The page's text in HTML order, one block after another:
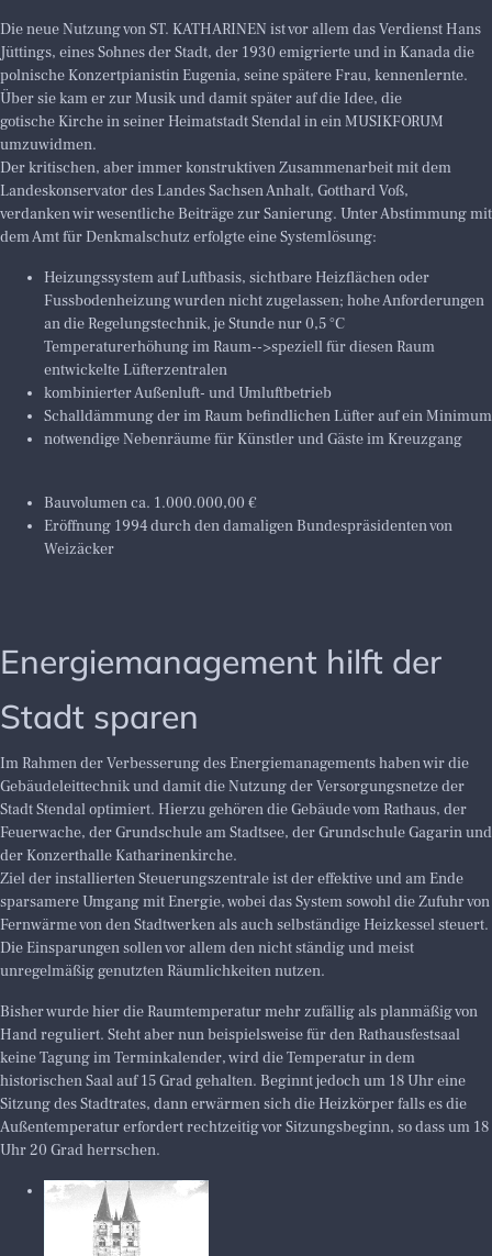
Die neue Nutzung von ST. KATHARINEN ist vor allem das Verdienst Hans
Jüttings, eines Sohnes der Stadt, der 1930 emigrierte und in Kanada die
polnische Konzertpianistin Eugenia, seine spätere Frau, kennenlernte.
Über sie kam er zur Musik und damit später auf die Idee, die
gotische Kirche in seiner Heimatstadt Stendal in ein MUSIKFORUM
umzuwidmen.
Der kritischen, aber immer konstruktiven Zusammenarbeit mit dem
Landeskonservator des Landes Sachsen Anhalt, Gotthard Voß,
verdanken wir wesentliche Beiträge zur Sanierung. Unter Abstimmung mit
dem Amt für Denkmalschutz erfolgte eine Systemlösung:
Heizungssystem auf Luftbasis, sichtbare Heizflächen oder
Fussbodenheizung wurden nicht zugelassen; hohe Anforderungen
an die Regelungstechnik, je Stunde nur 0,5 °C
Temperaturerhöhung im Raum-->speziell für diesen Raum
entwickelte Lüfterzentralen
kombinierter Außenluft- und Umluftbetrieb
Schalldämmung der im Raum befindlichen Lüfter auf ein Minimum
notwendige Nebenräume für Künstler und Gäste im Kreuzgang
Bauvolumen ca. 1.000.000,00 €
Eröffnung 1994 durch den damaligen Bundespräsidenten von
Weizäcker
Energiemanagement hilft der
Stadt sparen
Im Rahmen der Verbesserung des Energiemanagements haben wir die
Gebäudeleittechnik und damit die Nutzung der Versorgungsnetze der
Stadt Stendal optimiert. Hierzu gehören die Gebäude vom Rathaus, der
Feuerwache, der Grundschule am Stadtsee, der Grundschule Gagarin und
der Konzerthalle Katharinenkirche.
Ziel der installierten Steuerungszentrale ist der effektive und am Ende
sparsamere Umgang mit Energie, wobei das System sowohl die Zufuhr von
Fernwärme von den Stadtwerken als auch selbständige Heizkessel steuert.
Die Einsparungen sollen vor allem den nicht ständig und meist
unregelmäßig genutzten Räumlichkeiten nutzen.
Bisher wurde hier die Raumtemperatur mehr zufällig als planmäßig von
Hand reguliert. Steht aber nun beispielsweise für den Rathausfestsaal
keine Tagung im Terminkalender, wird die Temperatur in dem
historischen Saal auf 15 Grad gehalten. Beginnt jedoch um 18 Uhr eine
Sitzung des Stadtrates, dann erwärmen sich die Heizkörper falls es die
Außentemperatur erfordert rechtzeitig vor Sitzungsbeginn, so dass um 18
Uhr 20 Grad herrschen.